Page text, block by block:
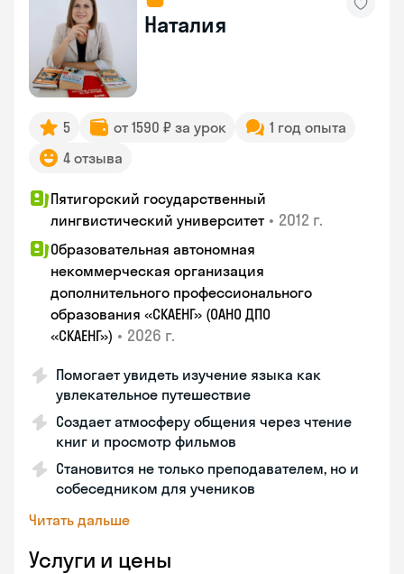
Наталия
5 от 1590 ₽ за урок
1 год опыта
4 отзыва
Пятигорский государственный
лингвистический университет • 2012 г.
Образовательная автономная
некоммерческая организация
дополнительного профессионального
образования «СКАЕНГ» (ОАНО ДПО
«СКАЕНГ») • 2026 г.
Помогает увидеть изучение языка как
увлекательное путешествие
Создает атмосферу общения через чтение
книг и просмотр фильмов
Становится не только преподавателем, но и
собеседником для учеников
Читать дальше
Услуги и цены